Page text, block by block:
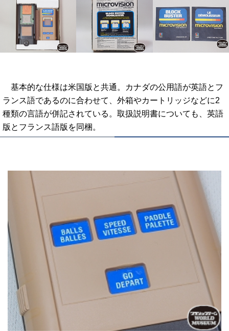
基本的な仕様は米国版と共通。カナダの公用語が英語とフ
ランス語であるのに合わせて、外箱やカートリッジなどに2
種類の言語が併記されている。取扱説明書についても、英語
版とフランス語版を同梱。